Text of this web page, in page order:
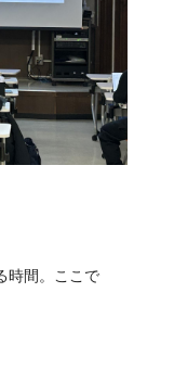
時間。ここで